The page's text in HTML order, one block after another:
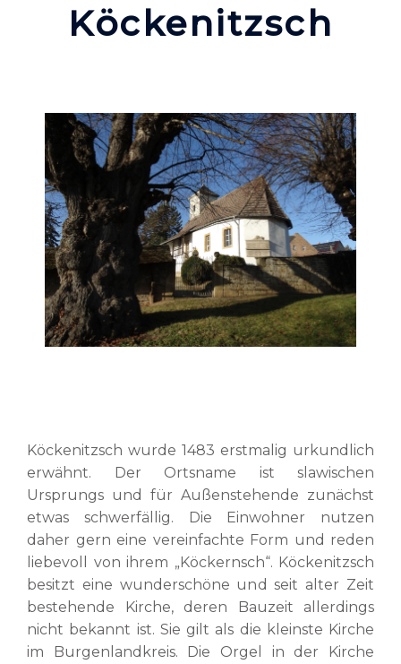
Köckenitzsch
Köckenitzsch wurde 1483 erstmalig urkundlich
erwähnt. Der Ortsname ist slawischen
Ursprungs und für Außenstehende zunächst
etwas schwerfällig. Die Einwohner nutzen
daher gern eine vereinfachte Form und reden
liebevoll von ihrem „Köckernsch“. Köckenitzsch
besitzt eine wunderschöne und seit alter Zeit
bestehende Kirche, deren Bauzeit allerdings
nicht bekannt ist. Sie gilt als die kleinste Kirche
im Burgenlandkreis. Die Orgel in der Kirche